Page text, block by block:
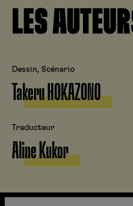
LES
Dessin, Scénario
Takeru HOKAZONO
Traducteur
Aline Kukor